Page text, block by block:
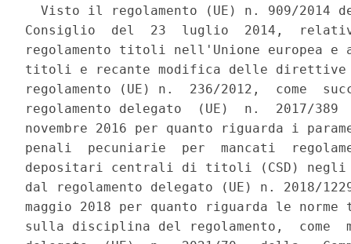
Visto il regolamento (UE) n. 909/2014
Consiglio  del  23  luglio  2014,
regolamento titoli nell'Unione europea
titoli e recante modifica delle direttive
regolamento (UE) n.  236/2012,  come
regolamento delegato  (UE)  n.  2017/
novembre 2016 per quanto riguarda i
penali  pecuniarie  per  mancati
depositari centrali di titoli (CSD) negli
dal regolamento delegato (UE) n. 2018/
maggio 2018 per quanto riguarda le norme
sulla disciplina del regolamento,  come